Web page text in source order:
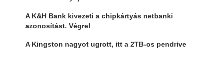
A K&H Bank kivezeti a chipkártyás netbanki
azonosítást. Végre!
A Kingston nagyot ugrott, itt a 2TB-os pendrive